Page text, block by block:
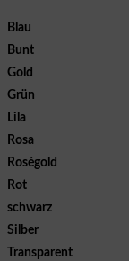
Blau
Bunt
Gold
Grün
Lila
Rosa
Roségold
Rot
schwarz
Silber
Transparent